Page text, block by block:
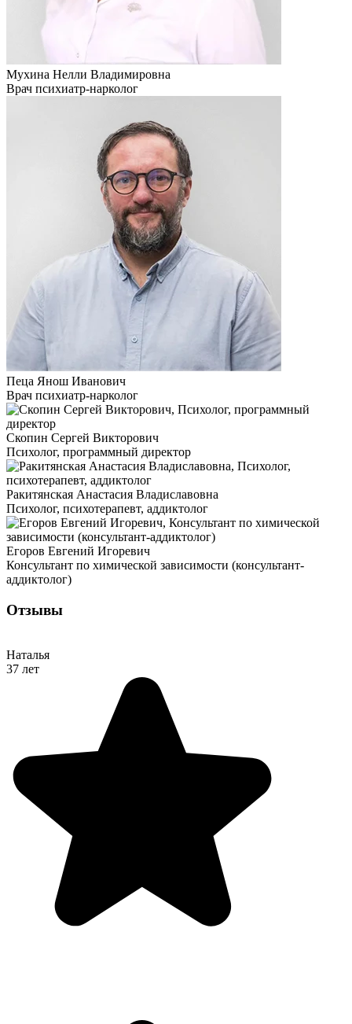
Мухина Нелли Владимировна
Врач психиатр-нарколог
Пеца Янош Иванович
Врач психиатр-нарколог
Скопин Сергей Викторович
Психолог, программный директор
Ракитянская Анастасия Владиславовна
Психолог, психотерапевт, аддиктолог
Егоров Евгений Игоревич
Консультант по химической зависимости (консультант-
аддиктолог)
Отзывы
Наталья
37 лет